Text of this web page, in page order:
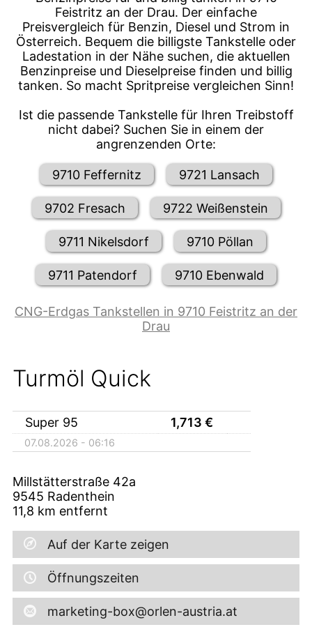
Feistritz an der Drau. Der einfache
Preisvergleich für Benzin, Diesel und Strom in
Österreich. Bequem die billigste Tankstelle oder
Ladestation in der Nähe suchen, die aktuellen
Benzinpreise und Dieselpreise finden und billig
tanken. So macht Spritpreise vergleichen Sinn!
Ist die passende Tankstelle für Ihren Treibstoff
nicht dabei? Suchen Sie in einem der
angrenzenden Orte:
9710 Feffernitz 9721 Lansach
9702 Fresach 9722 Weißenstein
9711 Nikelsdorf 9710 Pöllan
9711 Patendorf 9710 Ebenwald
CNG-Erdgas Tankstellen in 9710 Feistritz an der
Drau
Turmöl Quick
Super 95 1,713 €
07.08.2026 - 06:16
Millstätterstraße 42a
9545 Radenthein
11,8 km entfernt
Auf der Karte zeigen
Öffnungszeiten
marketing-box@orlen-austria.at